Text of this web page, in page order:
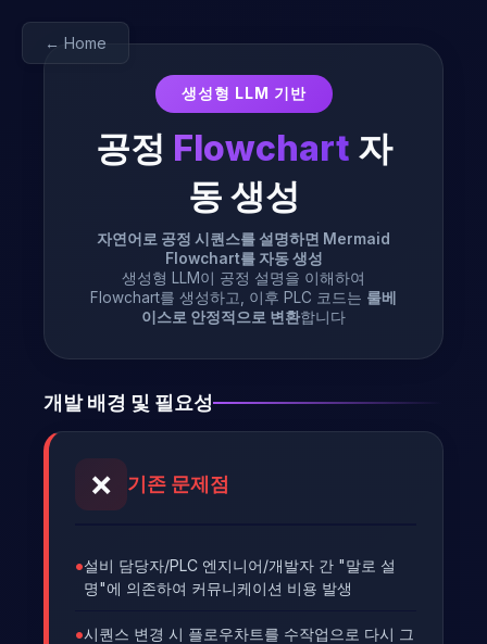
← Home
생성형 LLM 기반
공정 Flowchart 자
동 생성
자연어로 공정 시퀀스를 설명하면 Mermaid
Flowchart를 자동 생성
생성형 LLM이 공정 설명을 이해하여
Flowchart를 생성하고, 이후 PLC 코드는 룰베
이스로 안정적으로 변환합니다
개발 배경 및 필요성
❌ 기존 문제점
설비 담당자/PLC 엔지니어/개발자 간 "말로 설
명"에 의존하여 커뮤니케이션 비용 발생
시퀀스 변경 시 플로우차트를 수작업으로 다시 그